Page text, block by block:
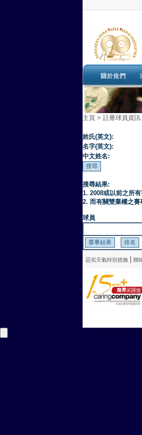
主頁 > 註冊球員資訊
姓氏(英文):
名字(英文):
中文姓名:
搜尋結果:
1. 2008或以前之所
2. 而有關雙棄權之
球員